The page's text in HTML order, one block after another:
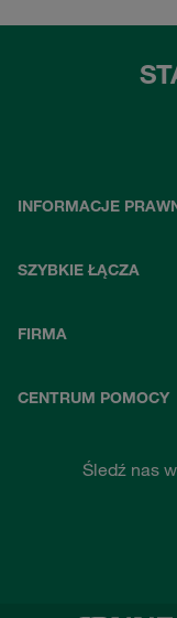
INFORMACJE
SZYBKIE ŁĄCZA
FIRMA
CENTRUM POMOCY
Śledź nas